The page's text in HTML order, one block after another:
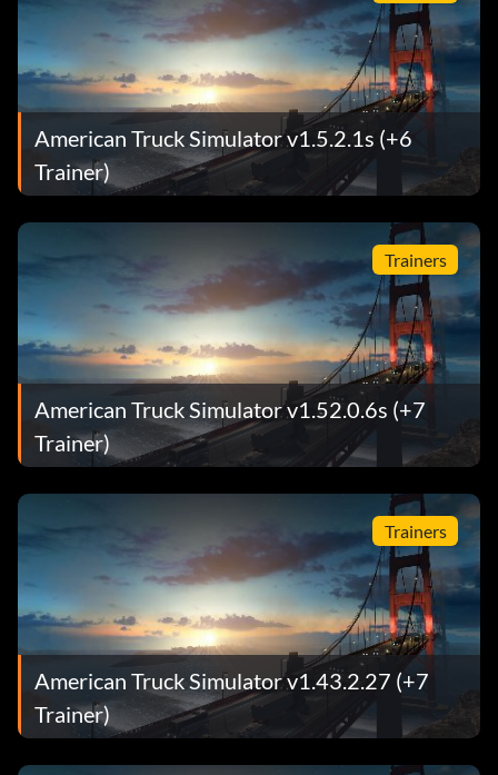
American Truck Simulator v1.5.2.1s (+6
Trainer)
Trainers
American Truck Simulator v1.52.0.6s (+7
Trainer)
Trainers
American Truck Simulator v1.43.2.27 (+7
Trainer)